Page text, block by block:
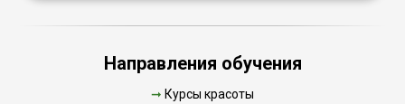
Направления обучения
➞ Курсы красоты